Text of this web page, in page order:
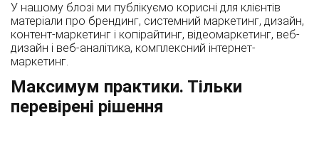
У нашому блозі ми публікуємо корисні для клієнтів
матеріали про брендинг, системний маркетинг, дизайн,
контент-маркетинг і копірайтинг, відеомаркетинг, веб-
дизайн і веб-аналітика, комплексний інтернет-
маркетинг.
Максимум практики. Тільки
перевірені рішення